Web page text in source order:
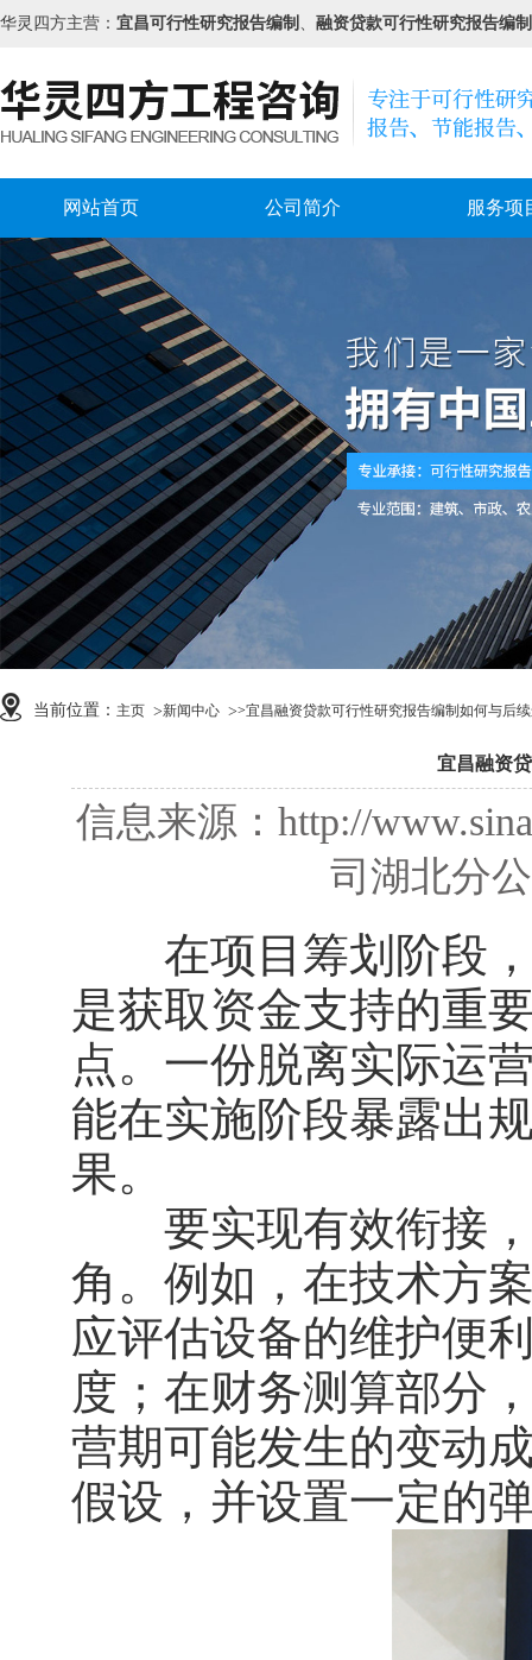
华灵四方主营： 宜昌可行性研究报告编制 、 融资贷款可行性研究报告编制
网站首页 公司简介 服务项
当前位置： 主页 新闻中心 >宜昌融资贷款可行性研究报告编制如何与后
宜昌融资
信息来源：http://
司湖北分
在项目筹划阶段
是获取资金支持的重
点。一份脱离实际运
能在实施阶段暴露出
果。
要实现有效衔接，
角。例如，在技术方
应评估设备的维护便
度；在财务测算部分
营期可能发生的变动
假设，并设置一定的